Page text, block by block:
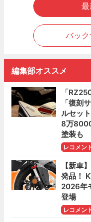
バッ
編集部オススメ
「
「復刻
ルセッ
8万
塗装も
レコメン
【新車
発品！
2026年
登場
レコメン